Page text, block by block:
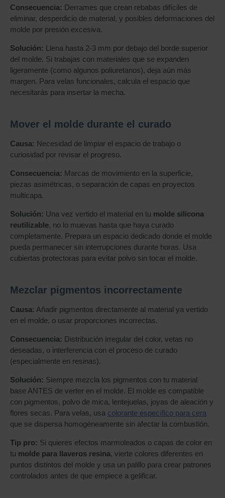
Consecuencia: Derrames que crean rebabas difíciles de
eliminar, desperdicio de material, y posibles deformaciones del
molde por presión excesiva.
Solución: Llena hasta 2-3 mm por debajo del borde superior
del molde. Si trabajas con materiales que se expanden
ligeramente (como algunos poliuretanos), deja aún más
margen. Para velas funcionales, calcula el espacio que
necesitarás para insertar la mecha.
Mover el molde durante el curado
Causa: Necesidad de limpiar el espacio de trabajo o
curiosidad por revisar el progreso.
Consecuencia: Marcas de movimiento en la superficie,
piezas asimétricas, o separación de capas en proyectos
multicapa.
Solución: Una vez vertido el material en tu molde silicona
reutilizable, no lo muevas hasta que haya curado
completamente. Prepara un espacio dedicado donde el molde
pueda permanecer sin interrupciones durante horas. Usa
cubiertas protectoras para evitar polvo sin tocar el molde.
Mezclar pigmentos incorrectamente
Causa: Añadir pigmentos directamente al material ya vertido
en el molde, o usar proporciones incorrectas.
Consecuencia: Distribución irregular del color, vetas no
deseadas, o interferencia con el proceso de curado
(especialmente en resinas).
Solución: Siempre mezcla los pigmentos con tu material
base ANTES de verter en el molde. El molde es compatible
con pigmentos, polvo de mica, lentejuelas, joyas de aleación y
flores secas. Para velas, usa colorante específico para cera
que se dispersa homogéneamente sin afectar la combustión.
Tip pro: Si quieres efectos marmoleados o capas de color en
tu molde para llaveros resina, vierte colores diferentes en
puntos distintos del molde y usa un palillo para crear patrones
controlados antes de que empiece a gelificar.